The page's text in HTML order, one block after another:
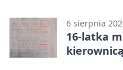
6 sierpnia
16-latka